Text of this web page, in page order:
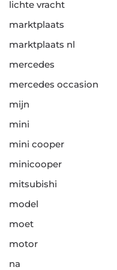
lichte vracht
marktplaats
marktplaats nl
mercedes
mercedes occasion
mijn
mini
mini cooper
minicooper
mitsubishi
model
moet
motor
na